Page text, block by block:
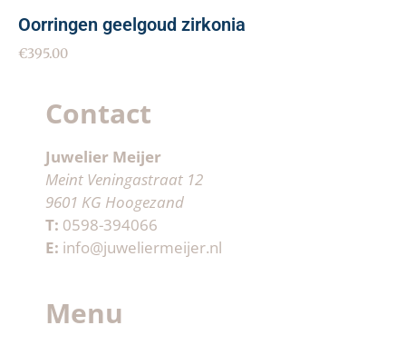
Oorringen geelgoud zirkonia
€395.00
Contact
Juwelier Meijer
Meint Veningastraat 12
9601 KG Hoogezand
T: 0598-394066
E: info@juweliermeijer.nl
Menu